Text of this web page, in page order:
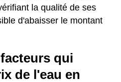
la qualité de ses
d'abaisser le montant
qui
de l'eau en